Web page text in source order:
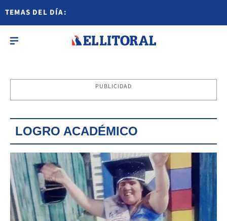
TEMAS DEL DÍA:
PUBLICIDAD
LOGRO ACADÉMICO